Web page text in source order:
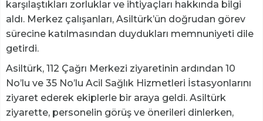
karşılaştıkları zorluklar ve ihtiyaçları hakkında bilgi
aldı. Merkez çalışanları, Asiltürk’ün doğrudan görev
sürecine katılmasından duydukları memnuniyeti dile
getirdi.
Asiltürk, 112 Çağrı Merkezi ziyaretinin ardından 10
No’lu ve 35 No’lu Acil Sağlık Hizmetleri İstasyonlarını
ziyaret ederek ekiplerle bir araya geldi. Asiltürk
ziyarette, personelin görüş ve önerileri dinlerken,